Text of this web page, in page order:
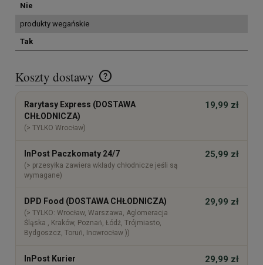
Nie
produkty wegańskie
Tak
Koszty dostawy
Cena nie zawiera ewentualnych kosztów płatności
Rarytasy Express (DOSTAWA
CHŁODNICZA)
(> TYLKO Wrocław)
19,99 zł
InPost Paczkomaty 24/7
(> przesyłka zawiera wkłady chłodnicze jeśli są
wymagane)
25,99 zł
DPD Food (DOSTAWA CHŁODNICZA)
(> TYLKO: Wrocław, Warszawa, Aglomeracja
Śląska , Kraków, Poznań, Łódź, Trójmiasto,
Bydgoszcz, Toruń, Inowrocław ))
29,99 zł
InPost Kurier 29,99 zł